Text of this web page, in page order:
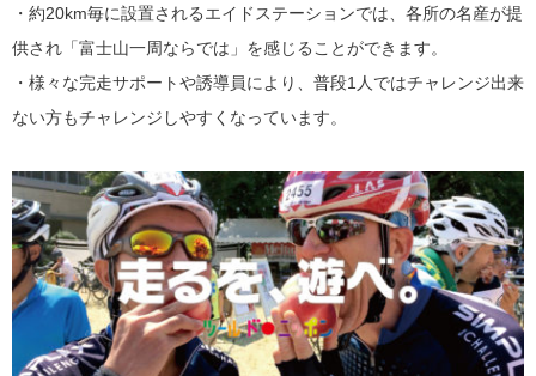
・約20km毎に設置されるエイドステーションでは、各所の名産が提
供され「富士山一周ならでは」を感じることができます。
・様々な完走サポートや誘導員により、普段1人ではチャレンジ出来
ない方もチャレンジしやすくなっています。